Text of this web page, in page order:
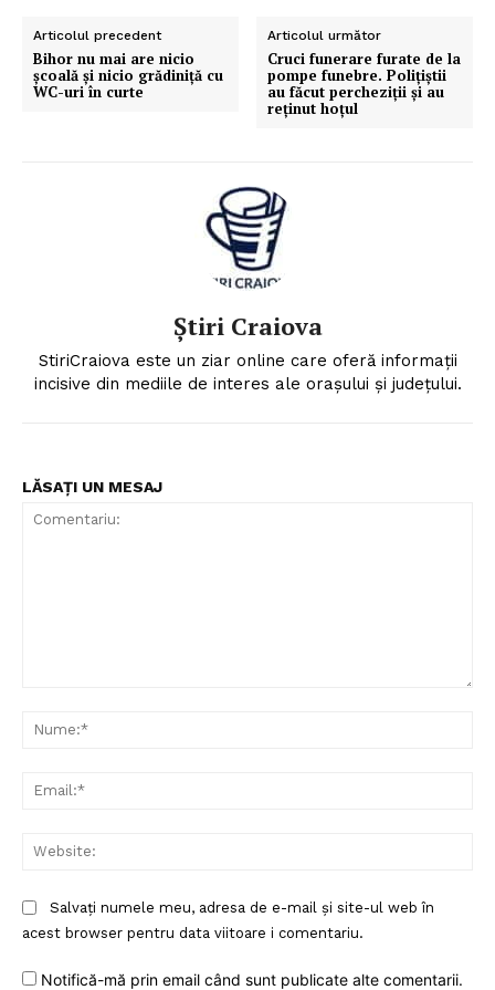
Articolul precedent
Bihor nu mai are nicio
școală și nicio grădiniță cu
WC-uri în curte
Articolul următor
Cruci funerare furate de la
pompe funebre. Poliţiştii
au făcut percheziţii şi au
reţinut hoţul
Știri Craiova
StiriCraiova este un ziar online care oferă informații
incisive din mediile de interes ale orașului și județului.
LĂSAȚI UN MESAJ
Salvați numele meu, adresa de e-mail și site-ul web în
acest browser pentru data viitoare i comentariu.
Notifică-mă prin email când sunt publicate alte comentarii.